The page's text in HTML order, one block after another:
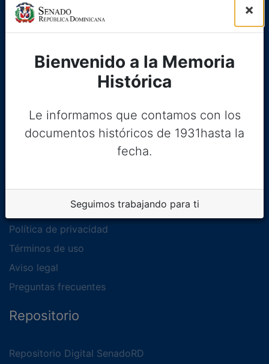
Legal
Política de privacidad
Términos de uso
Aviso legal
Preguntas frecuentes
Repositorio
Repositorio Digital SenadoRD
×
Bienvenido a la Memoria
Histórica
Le informamos que contamos con los
documentos históricos de 1931hasta la
fecha.
Seguimos trabajando para ti